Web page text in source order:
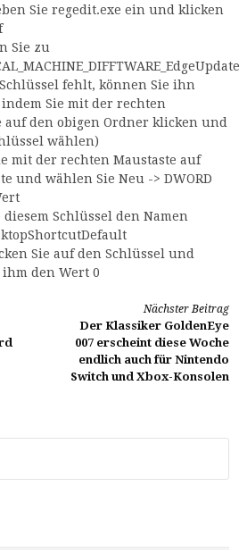
Sie regedit.exe ein und klicken
Sie zu
fehlt, können Sie ihn
Sie mit der rechten
auf den obigen Ordner klicken und
wählen)
mit der rechten Maustaste auf
und wählen Sie Neu -> DWORD
diesem Schlüssel den Namen
Sie auf den Schlüssel und
ihm den Wert 0
Nächster Beitrag
Der Klassiker GoldenEye
007 erscheint diese Woche
endlich auch für Nintendo
Switch und Xbox-Konsolen